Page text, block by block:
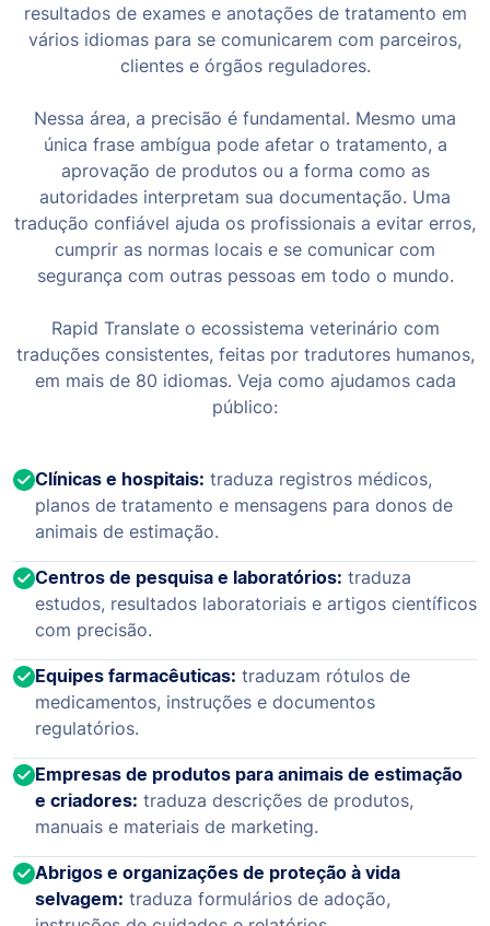
resultados de exames e anotações de tratamento em
vários idiomas para se comunicarem com parceiros,
clientes e órgãos reguladores.
Nessa área, a precisão é fundamental. Mesmo uma
única frase ambígua pode afetar o tratamento, a
aprovação de produtos ou a forma como as
autoridades interpretam sua documentação. Uma
tradução confiável ajuda os profissionais a evitar erros,
cumprir as normas locais e se comunicar com
segurança com outras pessoas em todo o mundo.
Rapid Translate o ecossistema veterinário com
traduções consistentes, feitas por tradutores humanos,
em mais de 80 idiomas. Veja como ajudamos cada
público:
Clínicas e hospitais: traduza registros médicos,
planos de tratamento e mensagens para donos de
animais de estimação.
Centros de pesquisa e laboratórios: traduza
estudos, resultados laboratoriais e artigos científicos
com precisão.
Equipes farmacêuticas: traduzam rótulos de
medicamentos, instruções e documentos
regulatórios.
Empresas de produtos para animais de estimação
e criadores: traduza descrições de produtos,
manuais e materiais de marketing.
Abrigos e organizações de proteção à vida
selvagem: traduza formulários de adoção,